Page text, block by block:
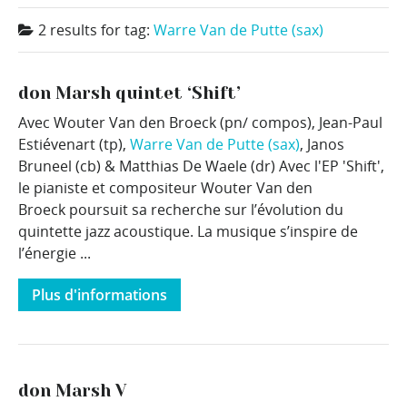
2 results fortag: Warre Van de Putte (sax)
don Marsh quintet ‘Shift’
Avec Wouter Van den Broeck (pn/ compos), Jean-Paul
Estiévenart (tp), Warre Van de Putte (sax), Janos
Bruneel (cb) & Matthias De Waele (dr) Avec l'EP 'Shift',
le pianiste et compositeur Wouter Van den
Broeck poursuit sa recherche sur l’évolution du
quintette jazz acoustique. La musique s’inspire de
l’énergie ...
Plus d'informations
don Marsh V